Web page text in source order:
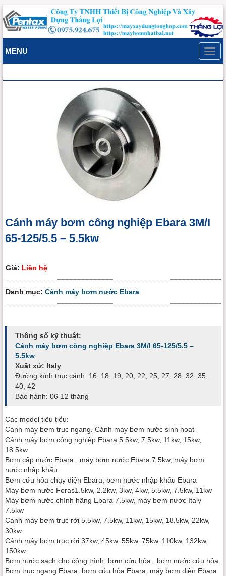
MENU
Cánh máy bơm công nghiệp Ebara 3M/I
65-125/5.5 – 5.5kw
Giá: Liên hệ
Danh mục: Cánh máy bơm nước Ebara
Thông số kỹ thuật:
Cánh máy bơm công nghiệp Ebara 3M/I 65-125/5.5 –
5.5kw
Xuất xứ: Italy
Đường kính trục cánh: 16, 18, 19, 20, 22, 25, 27, 28, 32, 35,
40, 42
Bảo hành: 06-12 tháng
Các model tiêu tiểu:
Cánh máy bơm trục ngang, Cánh máy bơm nước sinh hoạt
Cánh máy bơm công nghiệp Ebara 5.5kw, 7.5kw, 11kw, 15kw,
18.5kw
Bơm cấp nước Ebara , máy bơm nước Ebara 7.5kw, máy bơm
nước nhập khẩu
Bơm cứu hỏa chạy điện Ebara, bơm nước nhập khẩu Ebara
Máy bơm nước Foras1.5kw, 2.2kw, 3kw, 4kw, 5.5kw, 7.5kw, 11kw
Máy bơm nước chính hãng Ebara 7.5kw, máy bơm nước Italy
7.5kw
Cánh máy bơm trục rời 5.5kw, 7.5kw, 11kw, 15kw, 18.5kw, 22kw,
30kw
Cánh máy bơm trục rời 37kw, 45kw, 55kw, 75kw, 110kw, 132kw,
150kw
Bơm nước sạch cho công trình, bơm cứu hỏa , bơm nước cứu hỏa
Bơm trục ngang Ebara, bơm cứu hỏa Ebara, máy bơm điện Ebara